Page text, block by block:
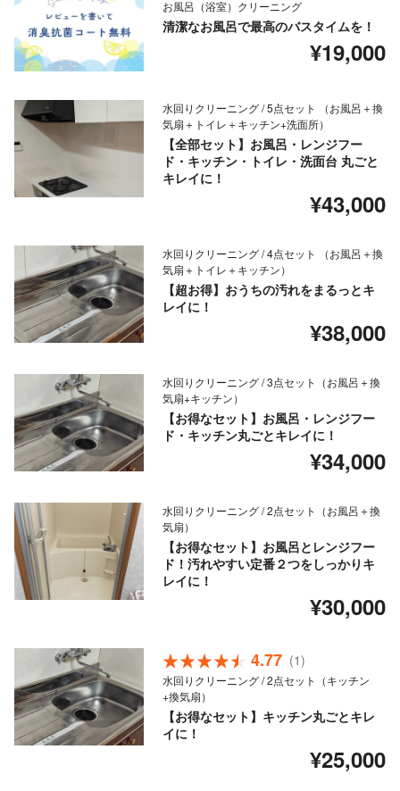
お風呂（浴室）クリーニング
清潔なお風呂で最高のバスタイムを！
¥19,000
水回りクリーニング / 5点セット （お風呂＋換
気扇＋トイレ＋キッチン+洗面所）
【全部セット】お風呂・レンジフー
ド・キッチン・トイレ・洗面台 丸ごと
キレイに！
¥43,000
水回りクリーニング / 4点セット （お風呂＋換
気扇＋トイレ＋キッチン）
【超お得】おうちの汚れをまるっとキ
レイに！
¥38,000
水回りクリーニング / 3点セット（お風呂＋換
気扇+キッチン）
【お得なセット】お風呂・レンジフー
ド・キッチン丸ごとキレイに！
¥34,000
水回りクリーニング / 2点セット（お風呂＋換
気扇）
【お得なセット】お風呂とレンジフー
ド！汚れやすい定番２つをしっかりキ
レイに！
¥30,000
4.77 (1)
水回りクリーニング / 2点セット（キッチン
+換気扇）
【お得なセット】キッチン丸ごとキレ
イに！
¥25,000